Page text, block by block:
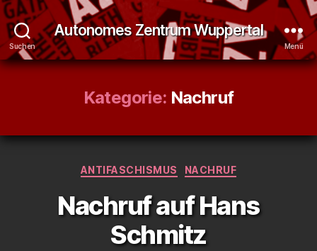
Suchen
Autonomes Zentrum Wuppertal
Menü
Kategorie: Nachruf
Kategorien
ANTIFASCHISMUS NACHRUF
Nachruf auf Hans
Schmitz